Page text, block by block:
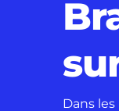
Dans